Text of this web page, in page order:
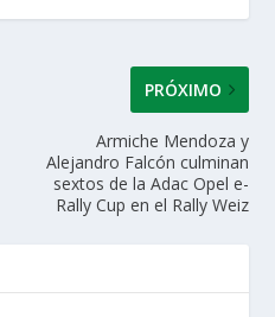
l p
PRÓXIMO
Armiche Mendoza y
Alejandro Falcón culminan
sextos de la Adac Opel e-
Rally Cup en el Rally Weiz